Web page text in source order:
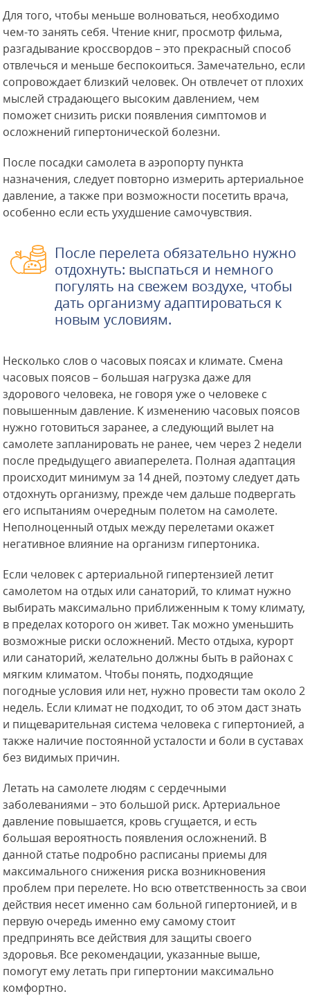
Для того, чтобы меньше волноваться, необходимо
чем-то занять себя. Чтение книг, просмотр фильма,
разгадывание кроссвордов – это прекрасный способ
отвлечься и меньше беспокоиться. Замечательно, если
сопровождает близкий человек. Он отвлечет от плохих
мыслей страдающего высоким давлением, чем
поможет снизить риски появления симптомов и
осложнений гипертонической болезни.
После посадки самолета в аэропорту пункта
назначения, следует повторно измерить артериальное
давление, а также при возможности посетить врача,
особенно если есть ухудшение самочувствия.
После перелета обязательно нужно
отдохнуть: выспаться и немного
погулять на свежем воздухе, чтобы
дать организму адаптироваться к
новым условиям.
Несколько слов о часовых поясах и климате. Смена
часовых поясов – большая нагрузка даже для
здорового человека, не говоря уже о человеке с
повышенным давление. К изменению часовых поясов
нужно готовиться заранее, а следующий вылет на
самолете запланировать не ранее, чем через 2 недели
после предыдущего авиаперелета. Полная адаптация
происходит минимум за 14 дней, поэтому следует дать
отдохнуть организму, прежде чем дальше подвергать
его испытаниям очередным полетом на самолете.
Неполноценный отдых между перелетами окажет
негативное влияние на организм гипертоника.
Если человек с артериальной гипертензией летит
самолетом на отдых или санаторий, то климат нужно
выбирать максимально приближенным к тому климату,
в пределах которого он живет. Так можно уменьшить
возможные риски осложнений. Место отдыха, курорт
или санаторий, желательно должны быть в районах с
мягким климатом. Чтобы понять, подходящие
погодные условия или нет, нужно провести там около 2
недель. Если климат не подходит, то об этом даст знать
и пищеварительная система человека с гипертонией, а
также наличие постоянной усталости и боли в суставах
без видимых причин.
Летать на самолете людям с сердечными
заболеваниями – это большой риск. Артериальное
давление повышается, кровь сгущается, и есть
большая вероятность появления осложнений. В
данной статье подробно расписаны приемы для
максимального снижения риска возникновения
проблем при перелете. Но всю ответственность за свои
действия несет именно сам больной гипертонией, и в
первую очередь именно ему самому стоит
предпринять все действия для защиты своего
здоровья. Все рекомендации, указанные выше,
помогут ему летать при гипертонии максимально
комфортно.